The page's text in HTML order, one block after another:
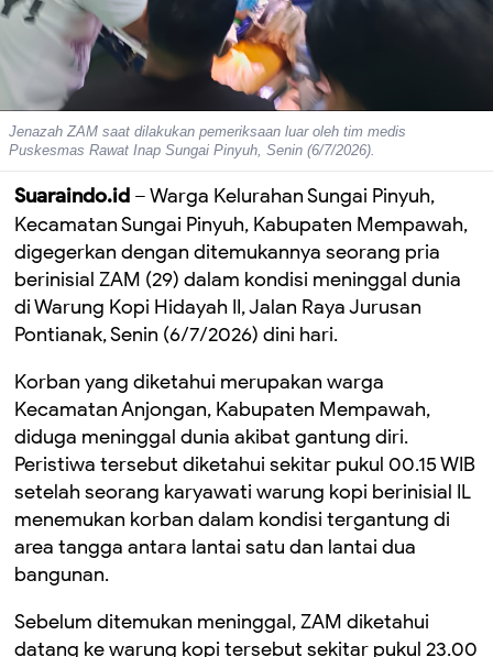
Jenazah ZAM saat dilakukan pemeriksaan luar oleh tim medis
Puskesmas Rawat Inap Sungai Pinyuh, Senin (6/7/2026).
Suaraindo.id – Warga Kelurahan Sungai Pinyuh,
Kecamatan Sungai Pinyuh, Kabupaten Mempawah,
digegerkan dengan ditemukannya seorang pria
berinisial ZAM (29) dalam kondisi meninggal dunia
di Warung Kopi Hidayah II, Jalan Raya Jurusan
Pontianak, Senin (6/7/2026) dini hari.
Korban yang diketahui merupakan warga
Kecamatan Anjongan, Kabupaten Mempawah,
diduga meninggal dunia akibat gantung diri.
Peristiwa tersebut diketahui sekitar pukul 00.15 WIB
setelah seorang karyawati warung kopi berinisial IL
menemukan korban dalam kondisi tergantung di
area tangga antara lantai satu dan lantai dua
bangunan.
Sebelum ditemukan meninggal, ZAM diketahui
datang ke warung kopi tersebut sekitar pukul 23.00